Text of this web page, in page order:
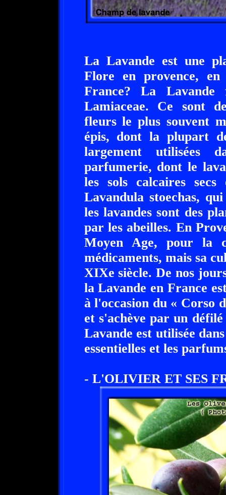
La Lavande est une
Flore en provence,
France? La
Lamiaceae. Ce sont
fleurs le plus souvent
épis, dont la plupart
largement utilisées
parfumerie, dont le
les sols calcaires
Lavandula stoechas,
les lavandes sont des
par les abeilles. En
Moyen Age, pour la
médicaments, mais sa
XIXe siècle. De nos
la Lavande en France
à l'occasion du « Corso
et s'achève par un
Lavande est utilisée
essentielles et les
- L'OLIVIER ET SES